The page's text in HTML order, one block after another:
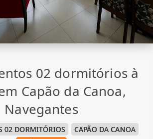
02 dormitórios à
Capão da Canoa,
Navegantes
02 DORMITÓRIOS
CAPÃO DA CANOA